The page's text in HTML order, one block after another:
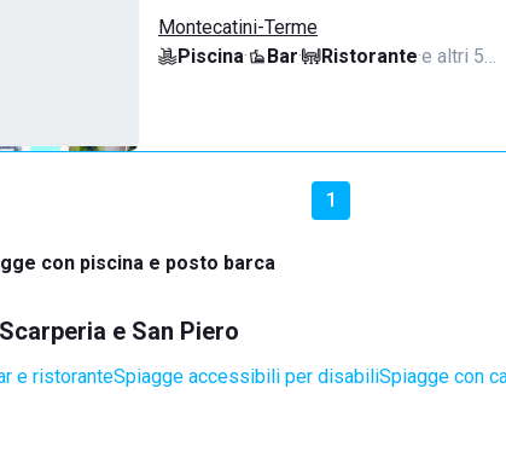
Montecatini-Terme
Piscina· Bar· Ristorante·e altri 5…
1
con piscina e posto barca
e San Piero
e ristoranteSpiagge accessibili per disabiliSpiagge con